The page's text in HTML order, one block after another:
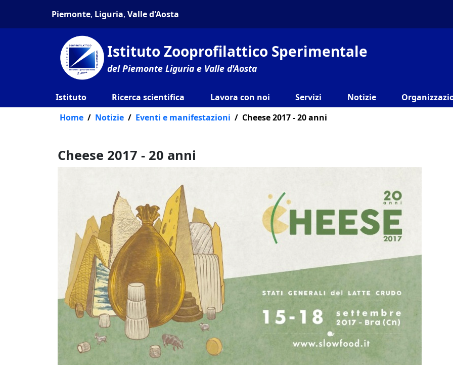
Piemonte, Liguria, Valle d'Aosta
Istituto Zooprofilattico Sperimentale
del Piemonte Liguria e Valle d'Aosta
Istituto Ricerca scientifica Lavora con noi Servizi Notizie
Home
Notizie Eventi e manifestazioni Cheese 2017 - 20 anni
Cheese 2017 - 20 anni